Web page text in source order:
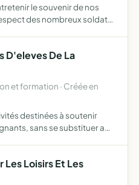
le souvenir de nos
des nombreux soldats
D'eleves De La
et formation · Créée en
destinées à soutenir
sans se substituer au
Les Loisirs Et Les